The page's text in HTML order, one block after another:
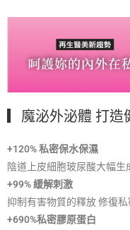
▎魔泌外泌體 打造
+120% 私密保水保濕
陰道上皮細胞玻尿酸大幅生
+99% 緩解刺激
抑制有害物質的釋放 修復
+690%私密膠原蛋白